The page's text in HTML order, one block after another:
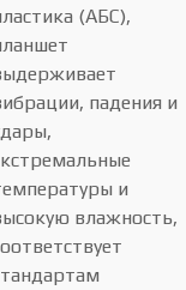
(АБС),
падения и
и
влажность,